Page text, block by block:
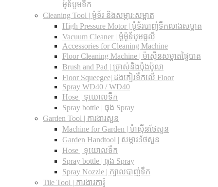
ម៉ូទ័បូមទឹក
Cleaning Tool | ម៉ូទ័រ និងសម្ភារ:សម្អាត
High Pressure Motor | ម៉ូទ័របាញ់ទឹកលាងសម្អាត
Vacuum Cleaner | ម៉ូម៉ូទ័បូមធូលី
Accessories for Cleaning Machine
Floor Cleaning Machine | ម៉ាស៊ីនសម្អាតផ្ទៃបាត
Brush and Pad | ច្រាស់និងប៉ុងប៉ូលា
Floor Squeegee| ដងកៀរទឺកលើ Floor
Spray WD40 / WD40
Hose | ទុយោលទឹក
Spray bottle | ធុង Spray
Garden Tool | ការងារសួន
Machine for Garden | ម៉ាស៊ីនថែសួន
Garden Handtool | សម្ភារ:ថែសួន
Hose | ទុយោលទឹក
Spray bottle | ធុង Spray
Spray Nozzle | ក្បាលបាញ់ទឹក
Tile Tool | ការងារការ៉ូ